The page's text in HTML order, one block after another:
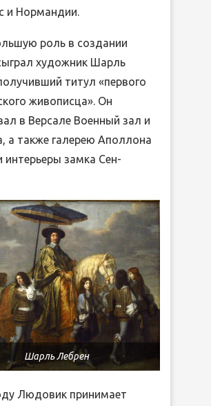
и Нормандии.
роль в создании
художник Шарль
титул «первого
живописца». Он
в Версале Военный зал и
а также галерею Аполлона
интерьеры замка Сен-
Шарль Лебрен
Людовик принимает